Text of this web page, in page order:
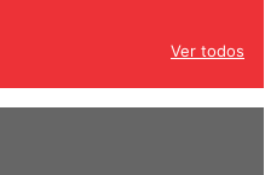
Ver todos